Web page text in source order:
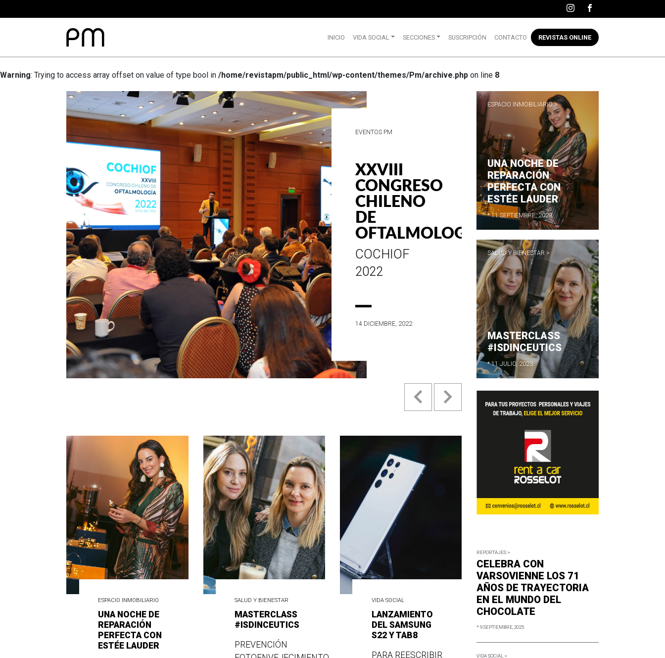
INICIO VIDA SOCIAL SECCIONES SUSCRIPCIÓN CONTACTO REVISTAS ONLINE
Warning: Trying to access array offset on value of type bool in /home/revistapm/public_html/wp-content/themes/Pm/archive.php on line 8
VIDA SOCIAL
WRANGLER
CELEBRA
SUS 75
AÑOS DE
ESTILO E
HISTORIA
EN SU MES DE
Previous Next
ESPACIO INMOBILIARIO
UNA NOCHE DE
REPARACIÓN
PERFECTA CON
ESTÉE LAUDER
SALUD Y BIENESTAR
MASTERCLASS
#ISDINCEUTICS
PREVENCIÓN
VIDA SOCIAL
LANZAMIENTO
DEL SAMSUNG
S22 Y TAB8
PARA REESCRIBIR
ESPACIO INMOBILIARIO >
UNA NOCHE DE
REPARACIÓN
PERFECTA CON
ESTÉE LAUDER
* 11 SEPTIEMBRE, 2023
SALUD Y BIENESTAR >
MASTERCLASS
#ISDINCEUTICS
* 11 JULIO, 2023
REPORTAJES >
CELEBRA CON
VARSOVIENNE LOS 71
AÑOS DE TRAYECTORIA
EN EL MUNDO DEL
CHOCOLATE
* 9 SEPTIEMBRE, 2025
VIDA SOCIAL >